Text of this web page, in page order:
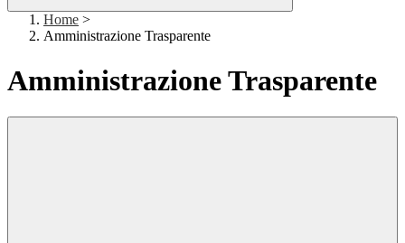
Home >
Amministrazione Trasparente
Amministrazione Trasparente